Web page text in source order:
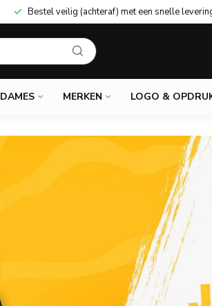
Bestel veilig (achteraf) met een snelle
DAMES MERKEN LOGO &